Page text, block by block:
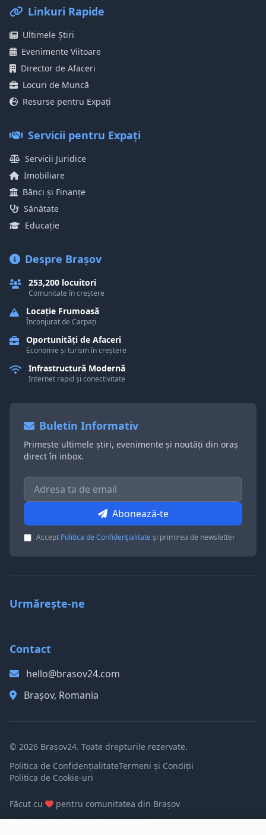
Linkuri Rapide
Ultimele Știri
Evenimente Viitoare
Director de Afaceri
Locuri de Muncă
Resurse pentru Expați
Servicii pentru Expați
Servicii Juridice
Imobiliare
Bănci și Finanțe
Sănătate
Educație
Despre Brașov
253,200 locuitori
Comunitate în creștere
Locație Frumoasă
Înconjurat de Carpați
Oportunități de Afaceri
Economie și turism în creștere
Infrastructură Modernă
Internet rapid și conectivitate
Buletin Informativ
Primește ultimele știri, evenimente și noutăți din oraș
direct în inbox.
Abonează-te
Accept Politica de Confidențialitateși primirea de newsletter
Urmărește-ne
Contact
hello@brasov24.com
Brașov, Romania
© 2026 Brașov24. Toate drepturile rezervate.
Politica de ConfidențialitateTermeni și Condiții
Politica de Cookie-uri
Făcut cu
pentru comunitatea din Brașov
Disponibil în română și engleză